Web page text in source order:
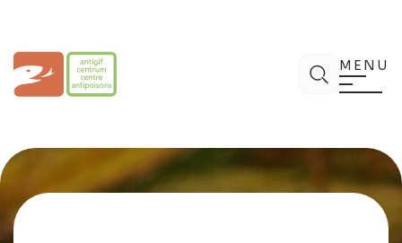
Centre Antipoisons Chercher
MENU